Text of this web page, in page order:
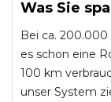
Was Sie
Bei ca.
es schon eine
100 km
unser System